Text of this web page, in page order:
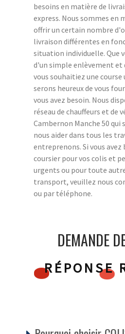
besoins en matière de
express. Nous sommes en
offrir un certain nombre
livraison différentes en
situation individuelle. Que
d'un simple enlèvement et
vous souhaitiez une
serons heureux de vous
vous avez besoin. Nous
réseau de chauffeurs et de
Cambernon Manche 50 qui
nous aider dans tous les
entreprenons. Si vous avez
coursier pour vos colis et
urgents ou pour toute
transport, veuillez nous
ou par téléphone.
DEMANDE
RÉPONSE